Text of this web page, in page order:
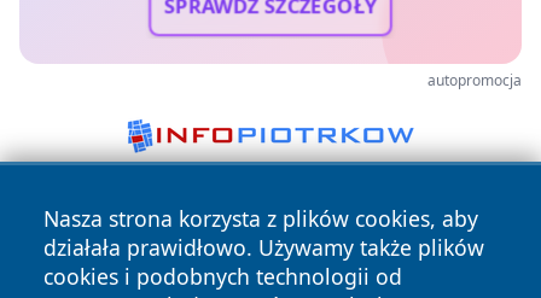
SPRAWDŹ SZCZEGÓŁY
autopromocja
Nasza strona korzysta z plików cookies, aby
działała prawidłowo. Używamy także plików
cookies i podobnych technologii od